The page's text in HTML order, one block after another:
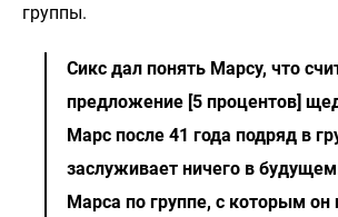
группы.
Сикс дал понять Марсу, что
предложение [5 процентов]
Марс после 41 года подряд в
заслуживает ничего в
Марса по группе, с которым он